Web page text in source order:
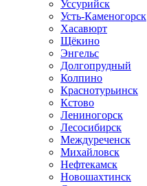
Уссурийск
Усть-Каменогорск
Хасавюрт
Щёкино
Энгельс
Долгопрудный
Колпино
Краснотурьинск
Кстово
Лениногорск
Лесосибирск
Междуреченск
Михайловск
Нефтекамск
Новошахтинск